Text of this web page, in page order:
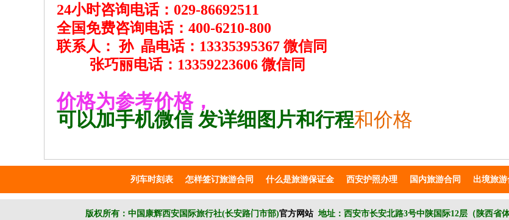
24小时咨询电话： 029-86692511
全国免费咨询电话： 400-6210-800
联系人： 孙 晶电话：13335395367 微信同
张巧丽电话：13359223606 微信同
价格为参考价格，
可以加手机微信 发详细图片和行程和价格
列车时刻表 怎样签订旅游合同 什么是旅游保证金 西安护照办理 国内旅游合同 出境旅游
版权所有： 中国康辉西安国际旅行社(长安路门市部)官方网站 地址：西安市长安北路3号中陕国际12层（陕西省体